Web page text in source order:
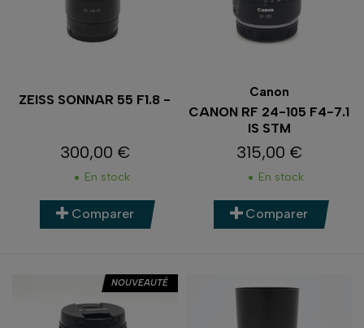
ZEISS SONNAR 55 F1.8 -
Prix
300,00 €
En stock
Comparer
Canon
CANON RF 24-105 F4-7.1
IS STM
Prix
315,00 €
En stock
Comparer
NOUVEAUTÉ